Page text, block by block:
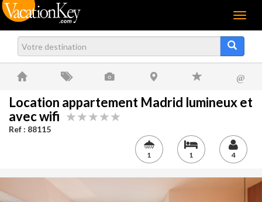
Menu
@
Location appartement Madrid lumineux et
avec wifi
Ref : 88115
1 1 4